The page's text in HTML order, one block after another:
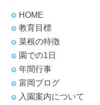
HOME
教育目標
菜根の特徴
園での1日
年間行事
富岡ブログ
入園案内について